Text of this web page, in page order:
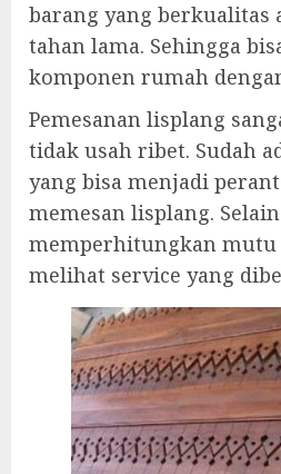
barang yang berkualitas
tahan lama. Sehingga
komponen rumah
Pemesanan lisplang
tidak usah ribet. Sudah
yang bisa menjadi
memesan lisplang. Selain
memperhitungkan mutu
melihat service yang